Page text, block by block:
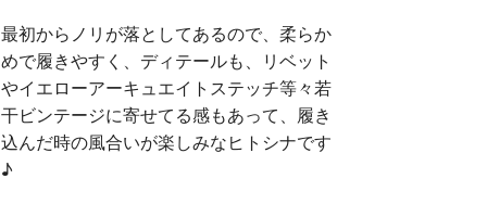
最初からノリが落としてあるので、柔らか
めで履きやすく、ディテールも、リベット
やイエローアーキュエイトステッチ等々若
干ビンテージに寄せてる感もあって、履き
込んだ時の風合いが楽しみなヒトシナです
♪